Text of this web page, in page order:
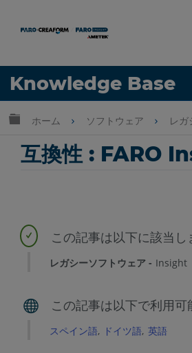
Knowledge Base
言語
グローバル階層を展開/折り
ホーム ソフトウェア レ
互換性 : FARO
レガシーソフトウェア Insight
スペイン語 ドイツ語 英語